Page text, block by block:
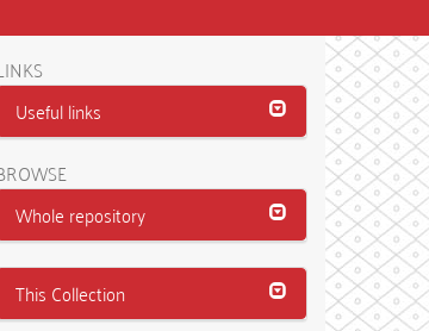
Useful links
Whole repository
This Collection